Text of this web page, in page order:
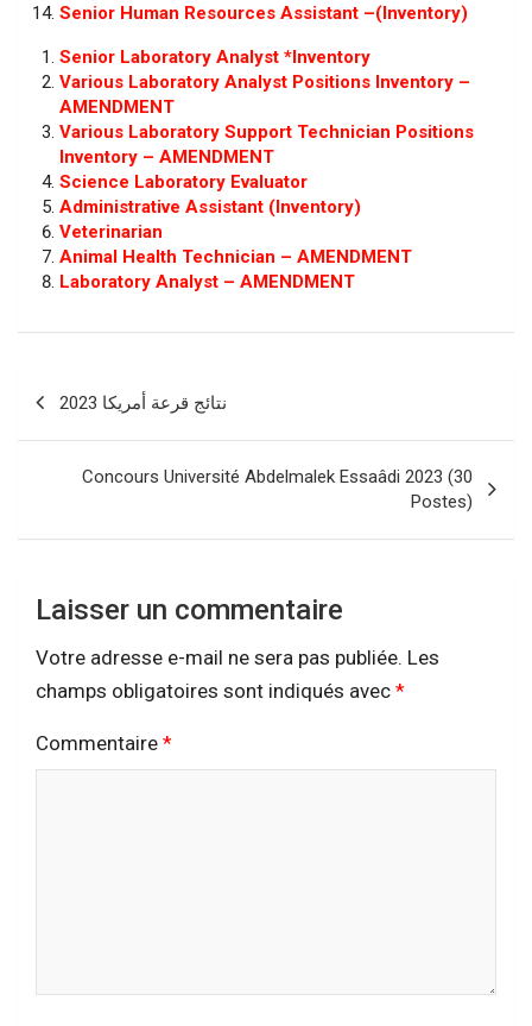
Senior Human Resources Assistant –(Inventory)
Senior Laboratory Analyst *Inventory
Various Laboratory Analyst Positions Inventory –
AMENDMENT
Various Laboratory Support Technician Positions
Inventory – AMENDMENT
Science Laboratory Evaluator
Administrative Assistant (Inventory)
Veterinarian
Animal Health Technician – AMENDMENT
Laboratory Analyst – AMENDMENT
Navigation
نتائج قرعة أمريكا 2023
Concours Université Abdelmalek Essaâdi 2023 (30
Postes)
Laisser un commentaire
Votre adresse e-mail ne sera pas publiée. Les
champs obligatoires sont indiqués avec *
Commentaire *